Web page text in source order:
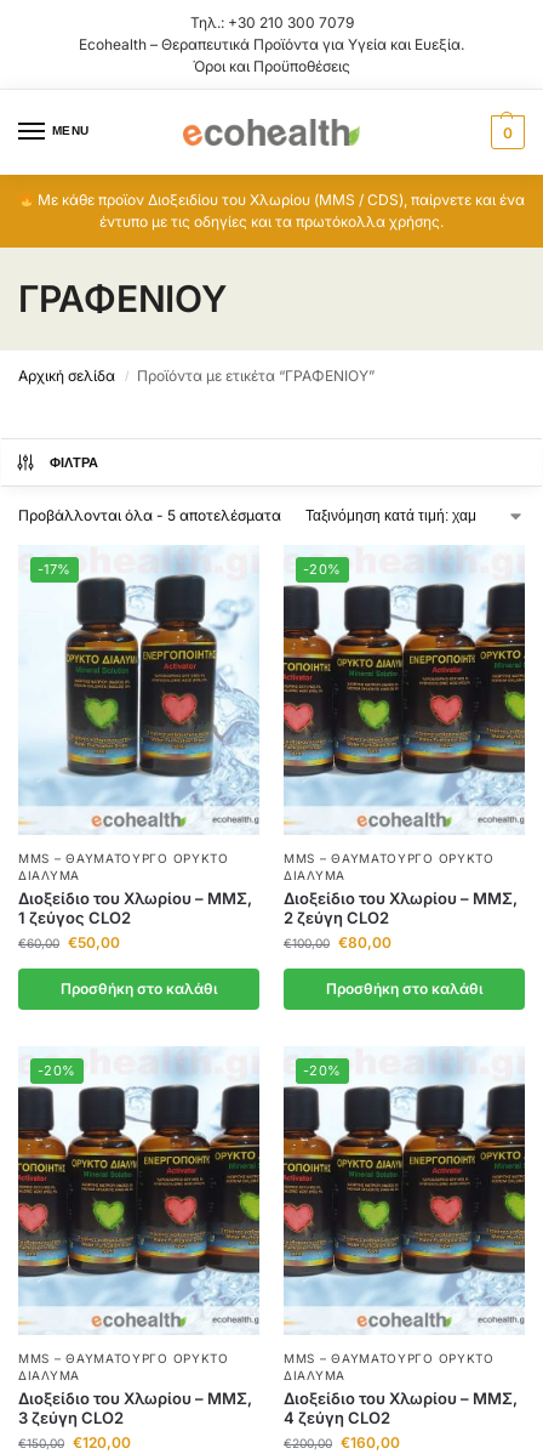
Τηλ.: +30 210 300 7079
Ecohealth – Θεραπευτικά Προϊόντα για Υγεία και Ευεξία.
Όροι και Προϋποθέσεις
MENU 0
Με κάθε προϊον Διοξειδίου του Χλωρίου (MMS / CDS), παίρνετε και ένα
έντυπο με τις οδηγίες και τα πρωτόκολλα χρήσης.
ΓΡΑΦΕΝΙΟΥ
Αρχική σελίδα / Προϊόντα με ετικέτα “ΓΡΑΦΕΝΙΟΥ”
ΦΊΛΤΡΑ
Προβάλλονται όλα - 5 αποτελέσματα
-17%
MMS – ΘΑΥΜΑΤΟΥΡΓΌ ΟΡΥΚΤΌ
ΔΙΆΛΥΜΑ
Διοξείδιο του Χλωρίου – ΜΜΣ,
1 ζεύγος CLO2
€60,00 €50,00
Προσθήκη στο καλάθι
-20%
MMS – ΘΑΥΜΑΤΟΥΡΓΌ ΟΡΥΚΤΌ
ΔΙΆΛΥΜΑ
Διοξείδιο του Χλωρίου – ΜΜΣ,
2 ζεύγη CLO2
€100,00 €80,00
Προσθήκη στο καλάθι
-20%
MMS – ΘΑΥΜΑΤΟΥΡΓΌ ΟΡΥΚΤΌ
ΔΙΆΛΥΜΑ
Διοξείδιο του Χλωρίου – ΜΜΣ,
3 ζεύγη CLO2
€150,00 €120,00
-20%
MMS – ΘΑΥΜΑΤΟΥΡΓΌ ΟΡΥΚΤΌ
ΔΙΆΛΥΜΑ
Διοξείδιο του Χλωρίου – ΜΜΣ,
4 ζεύγη CLO2
€200,00 €160,00